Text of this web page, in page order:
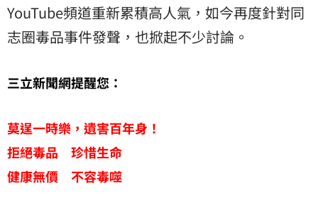
YouTube頻道重新累積高人氣，如今再度針對同
志圈毒品事件發聲，也掀起不少討論。
三立新聞網提醒您：
莫逞一時樂，遺害百年身！
拒絕毒品 珍惜生命
健康無價 不容毒噬